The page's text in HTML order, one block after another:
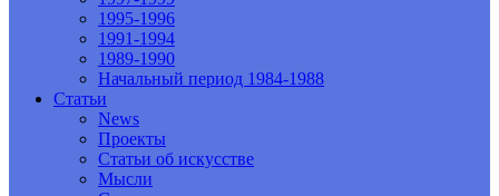
1995-1996
1991-1994
1989-1990
Начальный период 1984-1988
Статьи
News
Проекты
Статьи об искусстве
Мысли